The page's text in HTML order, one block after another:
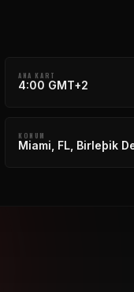
ANA KART
4:00 GMT+2
KONUM
Miami, FL, Birleþik